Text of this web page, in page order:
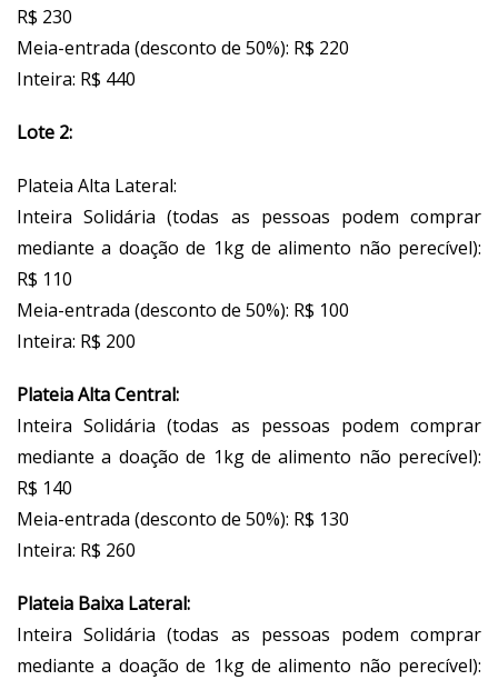
R$ 230
Meia-entrada (desconto de 50%): R$ 220
Inteira: R$ 440
Lote 2:
Plateia Alta Lateral:
Inteira Solidária (todas as pessoas podem comprar
mediante a doação de 1kg de alimento não perecível):
R$ 110
Meia-entrada (desconto de 50%): R$ 100
Inteira: R$ 200
Plateia Alta Central:
Inteira Solidária (todas as pessoas podem comprar
mediante a doação de 1kg de alimento não perecível):
R$ 140
Meia-entrada (desconto de 50%): R$ 130
Inteira: R$ 260
Plateia Baixa Lateral:
Inteira Solidária (todas as pessoas podem comprar
mediante a doação de 1kg de alimento não perecível):